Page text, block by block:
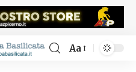
Aa